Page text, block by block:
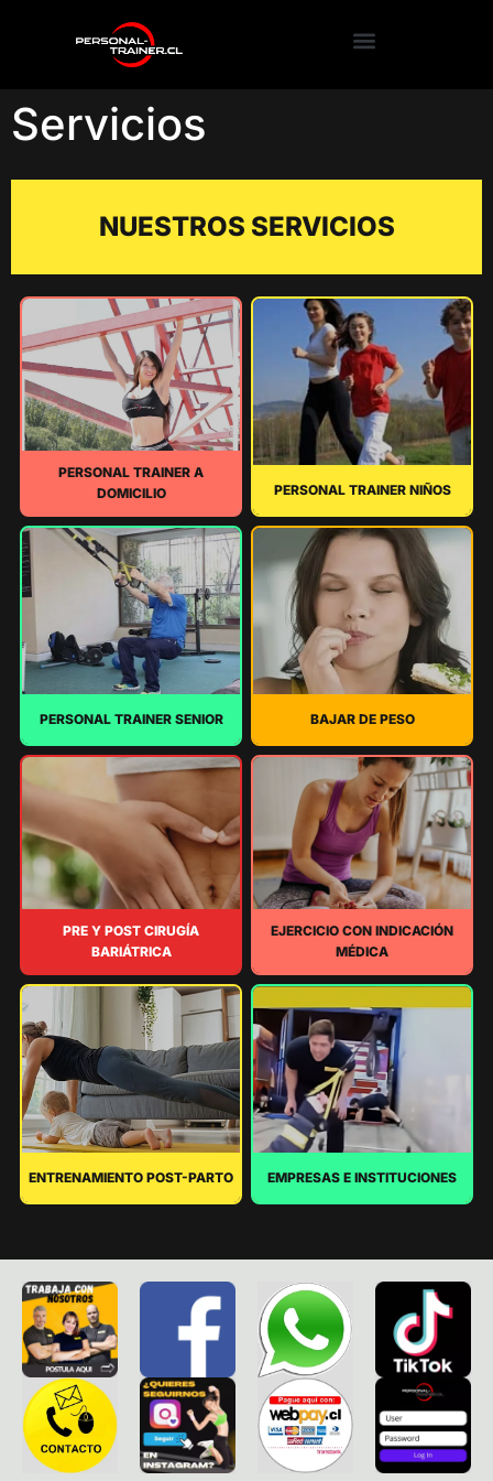
Servicios
NUESTROS SERVICIOS
PERSONAL TRAINER A
DOMICILIO
PERSONAL TRAINER NIÑOS
PERSONAL TRAINER SENIOR BAJAR DE PESO
PRE Y POST CIRUGÍA
BARIÁTRICA
EJERCICIO CON INDICACIÓN
MÉDICA
ENTRENAMIENTO POST-PARTO EMPRESAS E INSTITUCIONES